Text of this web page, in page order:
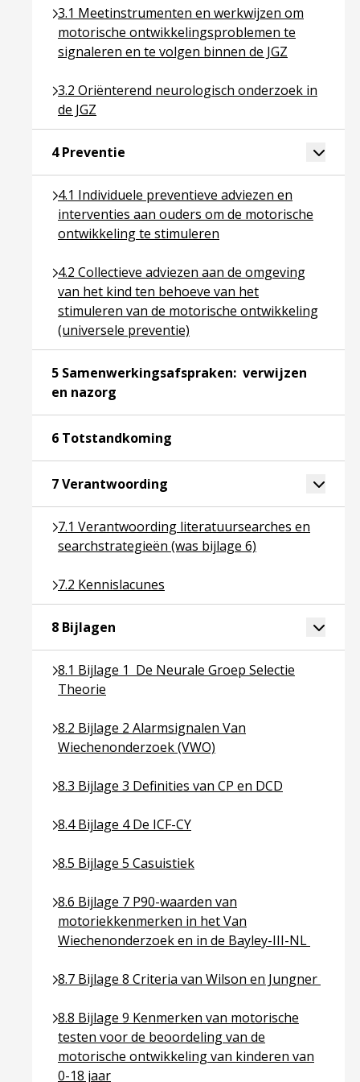
3.1 Meetinstrumenten en werkwijzen om
motorische ontwikkelingsproblemen te
signaleren en te volgen binnen de JGZ
Ga naar pagina over 3.1 Meetinstrumenten en
3.2 Oriënterend neurologisch onderzoek in
de JGZ
Ga naar pagina over 3.2 Oriënterend neurologisch
4 Preventie Ga naar pagina over 4 PreventieToggle
4.1 Individuele preventieve adviezen en
interventies aan ouders om de motorische
ontwikkeling te stimuleren
Ga naar pagina over 4.1 Individuele preventieve
4.2 Collectieve adviezen aan de omgeving
van het kind ten behoeve van het
stimuleren van de motorische ontwikkeling
(universele preventie)
Ga naar pagina over 4.2 Collectieve adviezen aan
5 Samenwerkingsafspraken: verwijzen
en nazorg
6 Totstandkoming
7 Verantwoording Ga naar pagina over 7 Toggle
7.1 Verantwoording literatuursearches en
searchstrategieën (was bijlage 6)
Ga naar pagina over 7.1 Verantwoording
7.2 Kennislacunes
Ga naar pagina over 7.2 Kennislacunes
8 Bijlagen Toggle
8.1 Bijlage 1 De Neurale Groep Selectie
Theorie
Ga naar pagina over 8.1 Bijlage 1 De Neurale
8.2 Bijlage 2 Alarmsignalen Van
Wiechenonderzoek (VWO)
Ga naar pagina over 8.2 Bijlage 2 Alarmsignalen
8.3 Bijlage 3 Definities van CP en DCD
Ga naar pagina over 8.3 Bijlage 3 Definities van CP
8.4 Bijlage 4 De ICF-CY
Ga naar pagina over 8.4 Bijlage 4 De ICF-CY
8.5 Bijlage 5 Casuistiek
Ga naar pagina over 8.5 Bijlage 5 Casuistiek
8.6 Bijlage 7 P90-waarden van
motoriekkenmerken in het Van
Wiechenonderzoek en in de Bayley-III-NL
Ga naar pagina over 8.6 Bijlage 7 P90-waarden
8.7 Bijlage 8 Criteria van Wilson en Jungner
Ga naar pagina over 8.7 Bijlage 8 Criteria van
8.8 Bijlage 9 Kenmerken van motorische
testen voor de beoordeling van de
motorische ontwikkeling van kinderen van
0-18 jaar
Ga naar pagina over 8.8 Bijlage 9 Kenmerken